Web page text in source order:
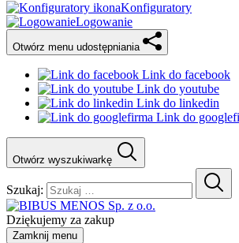
Konfiguratory
Logowanie
Otwórz menu udostępniania
Link do facebook
Link do youtube
Link do linkedin
Link do
Otwórz wyszukiwarkę
Szukaj:
Dziękujemy za zakup
Zamknij menu